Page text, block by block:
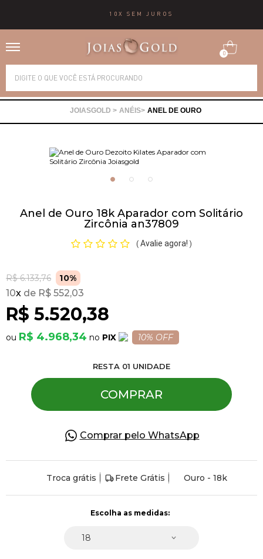
10X SEM JUROS
0
ANÉIS ANEL DE OURO
Anel de Ouro 18k Aparador com Solitário
Zircônia an37809
( Avalie agora! )
R$ 6.133,76 10%
R$ 5.520,38
10x R$ 552,03
R$ 4.968,34 PIX 10% OFF
RESTA 01 UNIDADE
COMPRAR
Comprar pelo WhatsApp
Troca grátis Frete Grátis Ouro - 18k
Alianças
Brincos
Pulseiras
Piercing
Pedras Preciosas
Presente
OFERTAS